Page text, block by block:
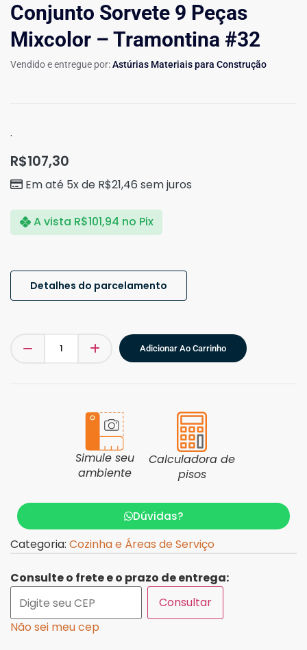
Conjunto Sorvete 9 Peças
Mixcolor – Tramontina #32
Vendido e entregue por:Astúrias Materiais para Construção
.
R$107,30
Em até 5x de R$21,46 sem juros
A vista R$101,94 no Pix
Detalhes do parcelamento
Adicionar Ao Carrinho
Simule seu
ambiente
Calculadora de
pisos
Dúvidas?
Categoria: Cozinha e Áreas de Serviço
Consulte o frete e o prazo de entrega:
Consultar
Não sei meu cep